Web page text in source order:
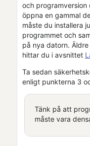
och programversion
öppna en gammal
måste du installera
programmet och
på nya datorn.
hittar du i avsnittet
Ta sedan
enligt punkterna 3
Tänk på att
måste vara